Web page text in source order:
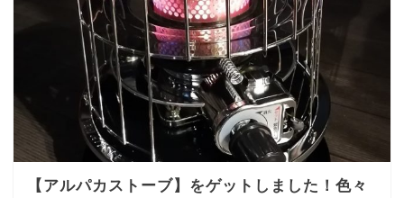
【アルパカストーブ】をゲットしました！色々